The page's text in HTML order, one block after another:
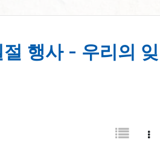
행사 - 우리의 잊